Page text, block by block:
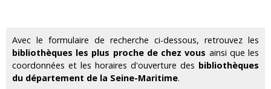
Avec le formulaire de recherche ci-dessous, retrouvez les
bibliothèques les plus proche de chez vous ainsi que les
coordonnées et les horaires d'ouverture des bibliothèques
du département de la Seine-Maritime.